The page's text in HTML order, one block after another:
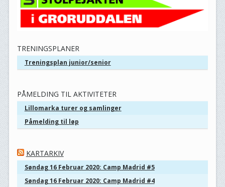
TRENINGSPLANER
Treningsplan junior/senior
PÅMELDING TIL AKTIVITETER
Lillomarka turer og samlinger
Påmelding til løp
KARTARKIV
Søndag 16 Februar 2020: Camp Madrid #5
Søndag 16 Februar 2020: Camp Madrid #4